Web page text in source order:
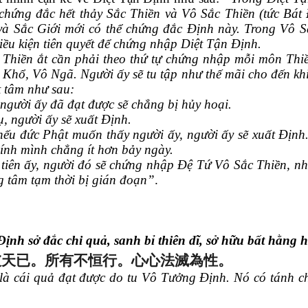
đắc hết thảy Sắc Thiền và Vô Sắc Thiền (tức
Sắc Giới mới có thể chứng đắc Định này. Trong Vô
kiện tiên quyết để chứng nhập Diệt Tận Định.
cần phải theo thứ tự chứng nhập mỗi môn
Vô Ngã. Người ấy sẽ tu tập như thế mãi cho đến
tâm như sau:
ấy đã đạt được sẽ chẳng bị hủy hoại.
ấy sẽ xuất Định.
Phật muốn thấy người ấy, người ấy sẽ xuất
mình chẳng ít hơn bảy ngày.
người đó sẽ chứng nhập Đệ Tứ Vô Sắc Thiền,
tâm tạm thời bị gián đoạn”.
đắc chi quả, sanh bỉ thiên dĩ, sở hữu bất hằng
已。 所有不恒行。心心法滅為性。
cái quả đạt được do tu Vô Tưởng Định. Nó có tánh